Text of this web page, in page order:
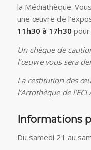
la Médiathèque.
une œuvre de
11h30 à 17h30 pour
Un chèque de
l’œuvre vous sera
La restitution des
l’Artothèque de
Informations
Du samedi 21 au